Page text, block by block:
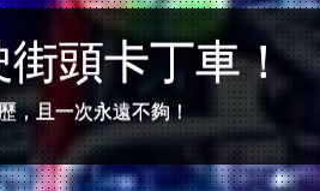
頭卡丁車！
，且一次永遠不夠！